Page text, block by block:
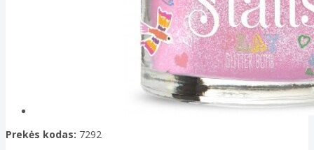
Prekės kodas: 7292